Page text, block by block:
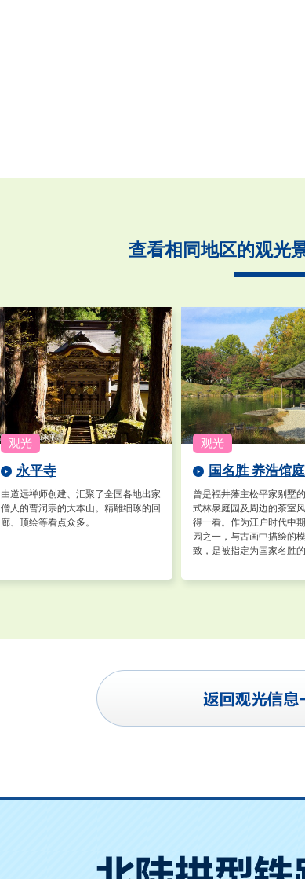
查看相同地区的观光
永平寺
由道远禅师创建、汇聚了全国各地出家
僧人的曹洞宗的大本山。精雕细琢的回
廊、顶绘等看点众多。
国名胜 养浩馆
曾是福井藩主松平家别墅
式林泉庭园及周边的茶室
得一看。作为江户时代中
园之一，与古画中描绘的
致，是被指定为国家名胜的